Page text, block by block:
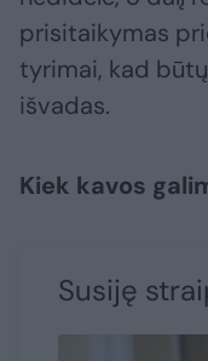
prisitaikymas
tyrimai, kad
išvadas.
Kiek kavos
Susiję